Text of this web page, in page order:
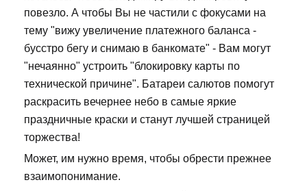
повезло. А чтобы Вы не частили с фокусами на
тему "вижу увеличение платежного баланса -
бусстро бегу и снимаю в банкомате" - Вам могут
"нечаянно" устроить "блокировку карты по
технической причине". Батареи салютов помогут
раскрасить вечернее небо в самые яркие
праздничные краски и станут лучшей страницей
торжества!
Может, им нужно время, чтобы обрести прежнее
взаимопонимание.